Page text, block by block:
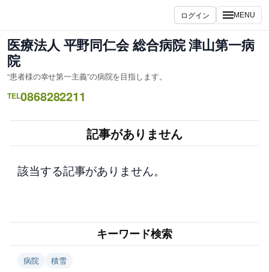
を
ス
キ
ッ
プ
ログイン MENU
医療法人 平野同仁会 総合病院 津山第一病
院
“患者様の幸せ第一主義”の病院を目指します。
TEL0868282211
記事がありません
該当する記事がありません。
キーワード検索
病院 積雪